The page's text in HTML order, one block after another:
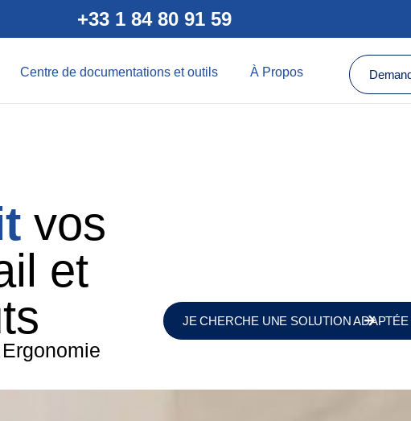
+33 1 84 80 91 59
Centre de documentations et outils À Propos
vos
et
JE CHERCHE UNE SOLUTION